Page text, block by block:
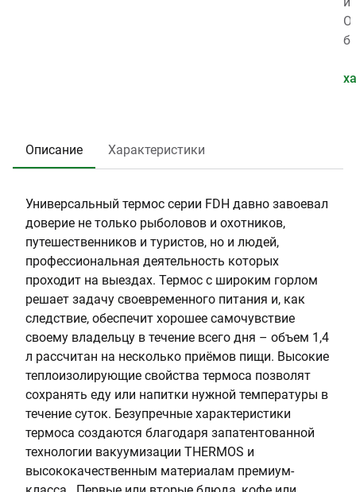
а
:
.
e
r
o
и
я
л
к
г
0
а
м
т
О
б
е
Описание
Универсальный термос серии FDH давно завоевал
доверие не только рыболовов и охотников,
путешественников и туристов, но и людей,
профессиональная деятельность которых
проходит на выездах. Термос с широким горлом
решает задачу своевременного питания и, как
следствие, обеспечит хорошее самочувствие
своему владельцу в течение всего дня – объем 1,4
л рассчитан на несколько приёмов пищи. Высокие
теплоизолирующие свойства термоса позволят
сохранять еду или напитки нужной температуры в
течение суток. Безупречные характеристики
термоса создаются благодаря запатентованной
технологии вакуумизации THERMOS и
высококачественным материалам премиум-
Характеристики